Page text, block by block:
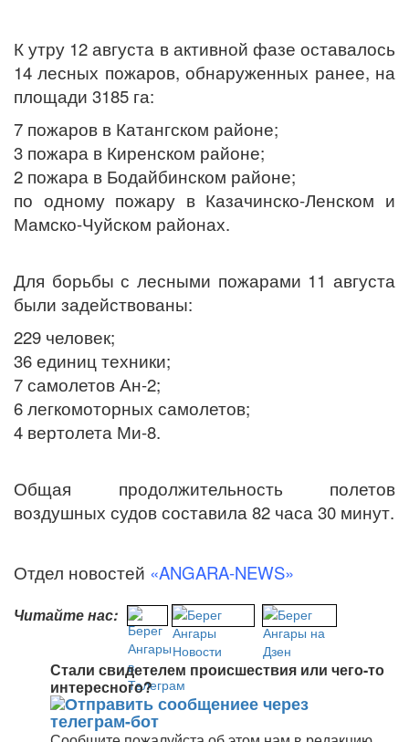
К утру 12 августа в активной фазе оставалось
14 лесных пожаров, обнаруженных ранее, на
площади 3185 га:
7 пожаров в Катангском районе;
3 пожара в Киренском районе;
2 пожара в Бодайбинском районе;
по одному пожару в Казачинско-Ленском и
Мамско-Чуйском районах.
Для борьбы с лесными пожарами 11 августа
были задействованы:
229 человек;
36 единиц техники;
7 самолетов Ан-2;
6 легкомоторных самолетов;
4 вертолета Ми-8.
Общая продолжительность полетов
воздушных судов составила 82 часа 30 минут.
Отдел новостей «ANGARA-NEWS»
Читайте нас:
Стали свидетелем происшествия или чего-то
интересного?